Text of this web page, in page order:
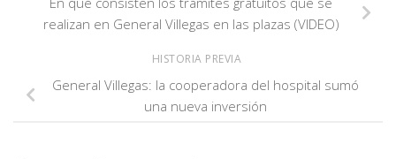
realizan en General Villegas en las plazas (VIDEO)
HISTORIA PREVIA
General Villegas: la cooperadora del hospital sumó
una nueva inversión